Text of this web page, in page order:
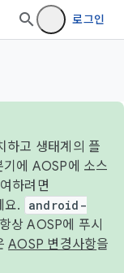
로그인
하고 생태계의 플
에 AOSP에 소스
하려면
요.
android-
상 AOSP에 푸시
AOSP 변경사항을